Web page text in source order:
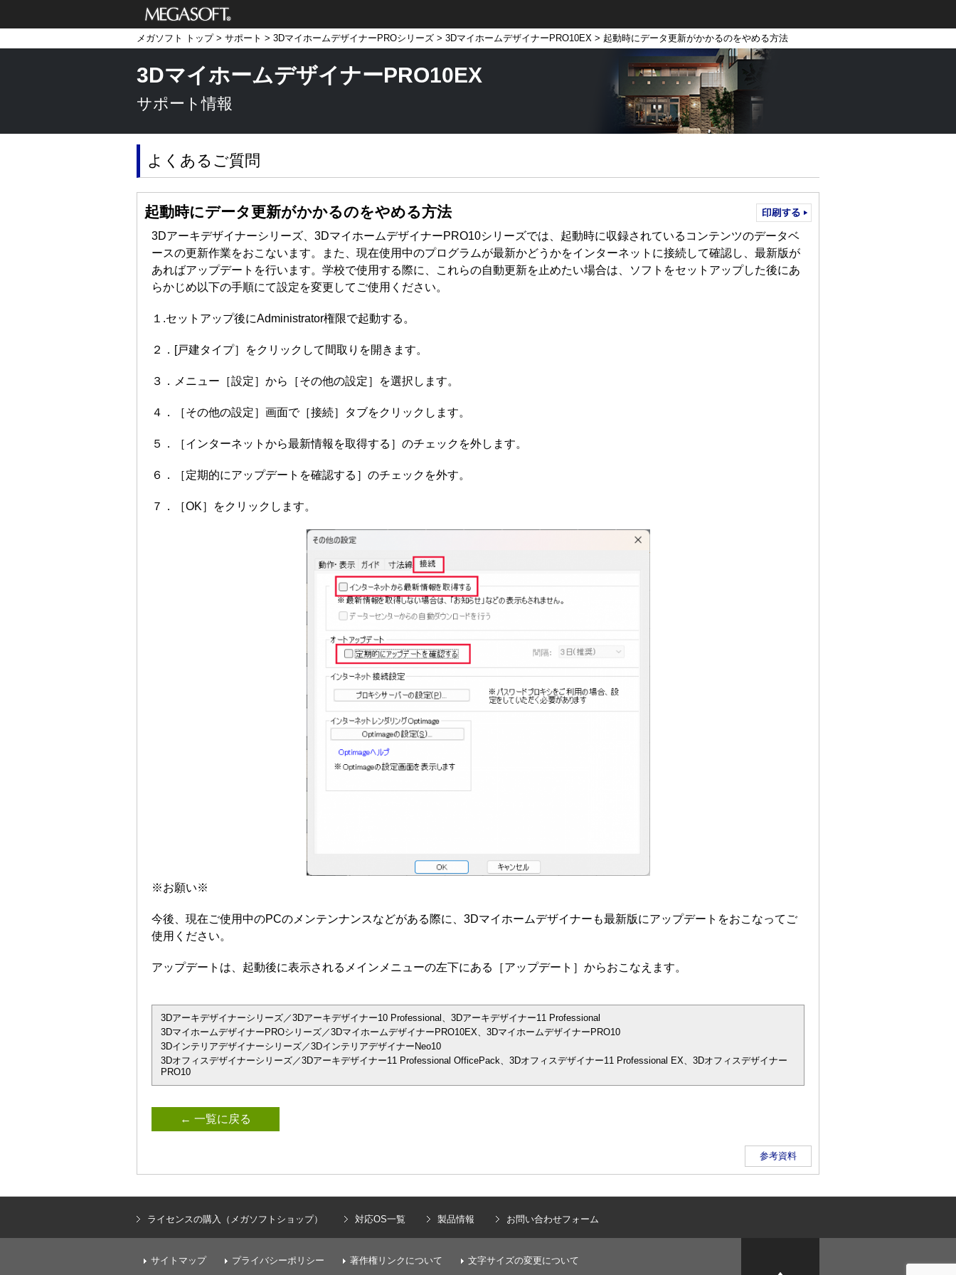
メガソフト株式
会社
メガソフト トップ> サポート > 3DマイホームデザイナーPROシリーズ > 3DマイホームデザイナーPRO10EX > 起動時にデータ更新がかかるのをやめる方法
3DマイホームデザイナーPRO10EX
サポート情報
よくあるご質問
起動時にデータ更新がかかるのをやめる方法
3Dアーキデザイナーシリーズ、3DマイホームデザイナーPRO10シリーズでは、起動時に収録されているコンテンツのデータベ
ースの更新作業をおこないます。また、現在使用中のプログラムが最新かどうかをインターネットに接続して確認し、最新版が
あればアップデートを行います。学校で使用する際に、これらの自動更新を止めたい場合は、ソフトをセットアップした後にあ
らかじめ以下の手順にて設定を変更してご使用ください。
１.セットアップ後にAdministrator権限で起動する。
２．[戸建タイプ］をクリックして間取りを開きます。
３．メニュー［設定］から［その他の設定］を選択します。
４．［その他の設定］画面で［接続］タブをクリックします。
５．［インターネットから最新情報を取得する］のチェックを外します。
６．［定期的にアップデートを確認する］のチェックを外す。
７．［OK］をクリックします。
※お願い※
今後、現在ご使用中のPCのメンテンナンスなどがある際に、3Dマイホームデザイナーも最新版にアップデートをおこなってご
使用ください。
アップデートは、起動後に表示されるメインメニューの左下にある［アップデート］からおこなえます。
3Dアーキデザイナーシリーズ／3Dアーキデザイナー10 Professional、3Dアーキデザイナー11 Professional
3DマイホームデザイナーPROシリーズ／3DマイホームデザイナーPRO10EX、3DマイホームデザイナーPRO10
3Dインテリアデザイナーシリーズ／3DインテリアデザイナーNeo10
3Dオフィスデザイナーシリーズ／3Dアーキデザイナー11 Professional OfficePack、3Dオフィスデザイナー11 Professional EX、3Dオフィスデザイナー
PRO10
← 一覧に戻る
参考資料
ライセンスの購入（メガソフトショップ） 対応OS一覧 製品情報 お問い合わせフォーム
サイトマップ プライバシーポリシー 著作権リンクについて 文字サイズの変更について